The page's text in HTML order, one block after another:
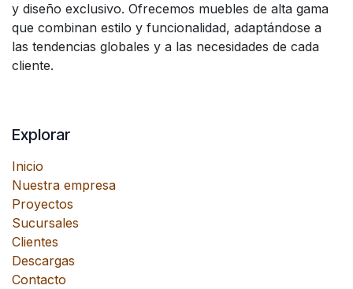
y diseño exclusivo. Ofrecemos muebles de alta gama
que combinan estilo y funcionalidad, adaptándose a
las tendencias globales y a las necesidades de cada
cliente.
Explorar
Inicio
Nuestra empresa
Proyectos
Sucursales
Clientes
Descargas
Contacto